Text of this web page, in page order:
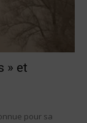
» et
pour sa